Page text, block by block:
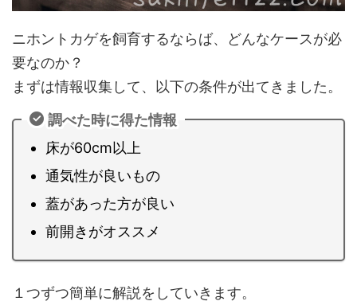
ニホントカゲを飼育するならば、どんなケースが必
要なのか？
まずは情報収集して、以下の条件が出てきました。
調べた時に得た情報
床が60cm以上
通気性が良いもの
蓋があった方が良い
前開きがオススメ
１つずつ簡単に解説をしていきます。